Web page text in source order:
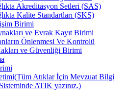
Akreditasyon Setleri (SAS)
Kalite Standartları (SKS)
Birimi
ve Evrak Kayıt Birimi
Önlenmesi Ve Kontrolü
ve Güvenliği Birimi
Atıklar İçin Mevzuat Bilgi
ATIK yazınız.)